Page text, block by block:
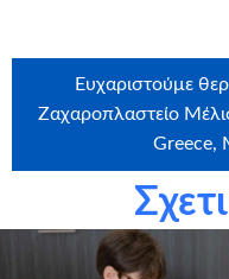
Ευχαριστούμε
Ζαχαροπλαστείο
Greece,
Ευχαριστούμε θερμά
αποστολή birthday box